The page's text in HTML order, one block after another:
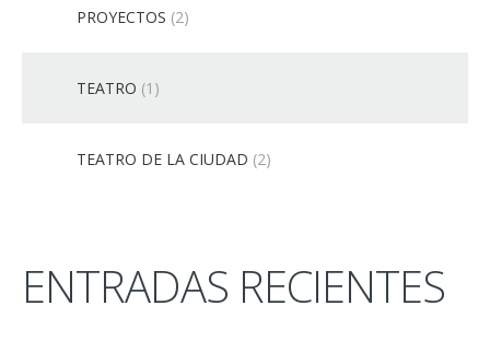
PROYECTOS (2)
TEATRO (1)
TEATRO DE LA CIUDAD (2)
ENTRADAS RECIENTES